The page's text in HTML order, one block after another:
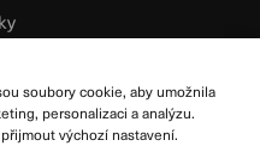
soubory cookie, aby umožnila
personalizaci a analýzu.
výchozí nastavení.